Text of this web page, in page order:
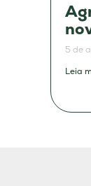
5 de
Leia